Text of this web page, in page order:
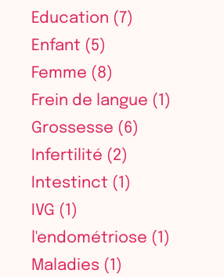
Education (7)
Enfant (5)
Femme (8)
Frein de langue (1)
Grossesse (6)
Infertilité (2)
Intestinct (1)
IVG (1)
l'endométriose (1)
Maladies (1)